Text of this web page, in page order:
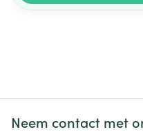
Neem contact met